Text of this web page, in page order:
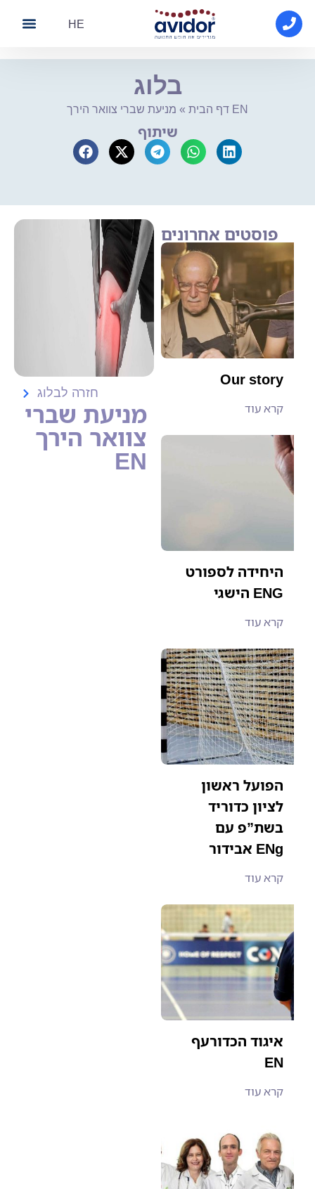
HE
בלוג
דף הבית » מניעת שברי צוואר הירך EN
שיתוף
חזרה לבלוג
מניעת שברי
צוואר הירך
EN
פוסטים אחרונים
Our story
קרא עוד
היחידה לספורט
הישגי ENG
קרא עוד
הפועל ראשון
לציון כדוריד
בשת”פ עם
אבידור ENg
קרא עוד
איגוד הכדורעף
EN
קרא עוד